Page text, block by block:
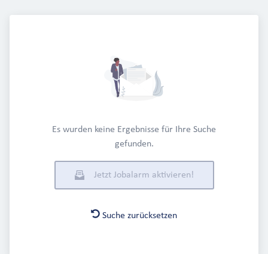
Es wurden keine Ergebnisse für Ihre Suche
gefunden.
Jetzt Jobalarm aktivieren!
Suche zurücksetzen